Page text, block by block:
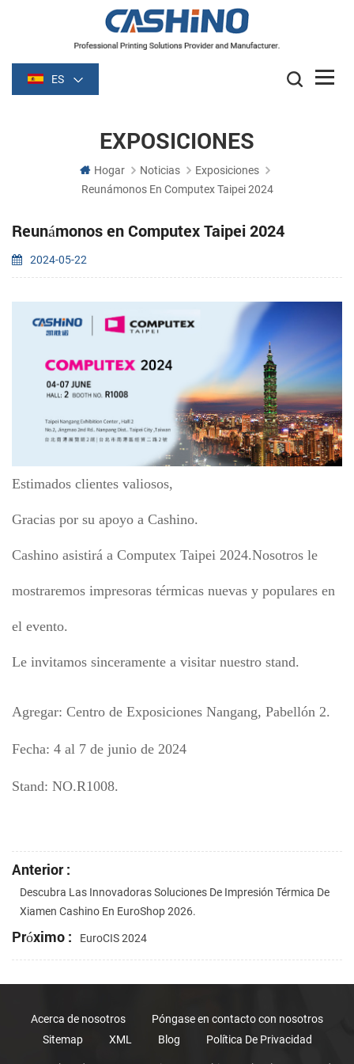
ES
EXPOSICIONES
Hogar Noticias
Exposiciones
Reunámonos En Computex Taipei 2024
Reunámonos en Computex Taipei 2024
2024-05-22
Estimados clientes valiosos,
Gracias por su apoyo a Cashino.
Cashino asistirá a Computex Taipei 2024.Nosotros le
mostraremos impresoras térmicas nuevas y populares en
el evento.
Le invitamos sinceramente a visitar nuestro stand.
Agregar: Centro de Exposiciones Nangang, Pabellón 2.
Fecha: 4 al 7 de junio de 2024
Stand: NO.R1008.
Anterior :
Descubra Las Innovadoras Soluciones De Impresión Térmica De
Xiamen Cashino En EuroShop 2026.
Próximo : EuroCIS 2024
Acerca de nosotros
Póngase en contacto con nosotros
Sitemap
XML Blog Política De Privacidad